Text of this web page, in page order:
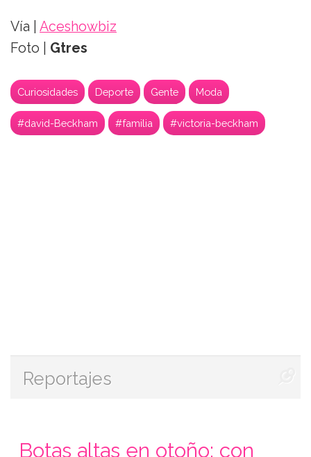
Vía | Aceshowbiz
Foto | Gtres
Curiosidades Deporte Gente Moda
#david-Beckham #familia #victoria-beckham
Reportajes
Botas altas en otoño: con